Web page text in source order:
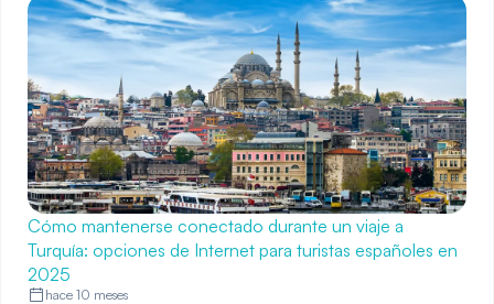
Cómo mantenerse conectado durante un viaje a
Turquía: opciones de Internet para turistas españoles en
2025
hace 10 meses